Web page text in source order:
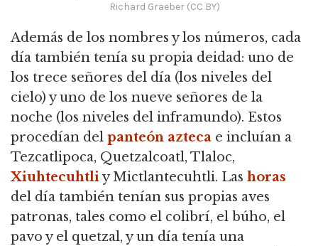
Richard Graeber (CC BY)
Además de los nombres y los números, cada
día también tenía su propia deidad: uno de
los trece señores del día (los niveles del
cielo) y uno de los nueve señores de la
noche (los niveles del inframundo). Estos
procedían del panteón azteca e incluían a
Tezcatlipoca, Quetzalcoatl, Tlaloc,
Xiuhtecuhtliy Mictlantecuhtli. Las horas
del día también tenían sus propias aves
patronas, tales como el colibrí, el búho, el
pavo y el quetzal, y un día tenía una